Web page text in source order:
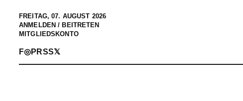
FREITAG, 07. AUGUST 2026
ANMELDEN / BEITRETEN
MITGLIEDSKONTO
F◎PRSS𝕏